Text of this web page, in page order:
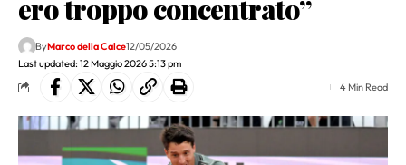
ero troppo concentrato”
Last updated: 12 Maggio 2026 5:13 pm
ByMarco della Calce12/05/2026
4 Min Read